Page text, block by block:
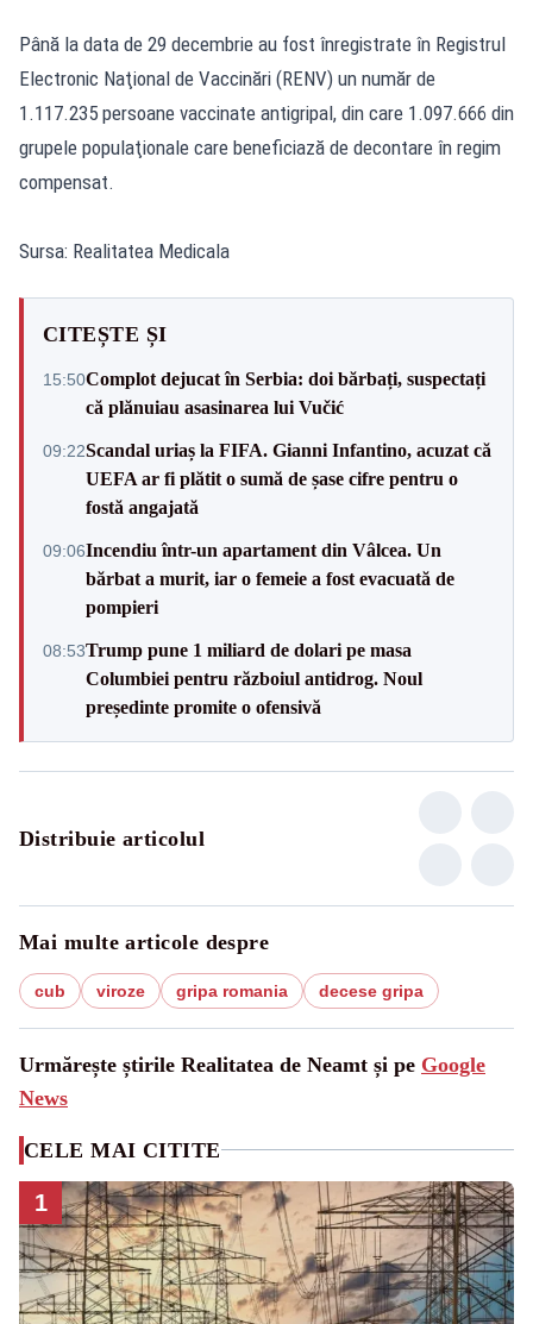
Până la data de 29 decembrie au fost înregistrate în Registrul
Electronic Naţional de Vaccinări (RENV) un număr de
1.117.235 persoane vaccinate antigripal, din care 1.097.666 din
grupele populaţionale care beneficiază de decontare în regim
compensat.
Sursa: Realitatea Medicala
CITEȘTE ȘI
15:50Complot dejucat în Serbia: doi bărbați, suspectați
că plănuiau asasinarea lui Vučić
09:22Scandal uriaș la FIFA. Gianni Infantino, acuzat că
UEFA ar fi plătit o sumă de șase cifre pentru o
fostă angajată
09:06Incendiu într-un apartament din Vâlcea. Un
bărbat a murit, iar o femeie a fost evacuată de
pompieri
08:53Trump pune 1 miliard de dolari pe masa
Columbiei pentru războiul antidrog. Noul
președinte promite o ofensivă
Distribuie articolul
Mai multe articole despre
cub viroze gripa romania decese gripa
Urmărește știrile Realitatea de Neamt și pe Google
News
CELE MAI CITITE
1